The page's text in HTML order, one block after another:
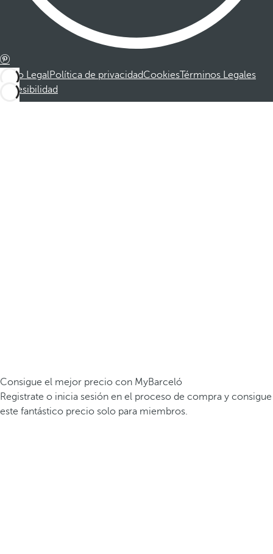
Aviso LegalPolítica de privacidadCookiesTérminos Legales
Accesibilidad
Consigue el mejor precio con MyBarceló
Registrate o inicia sesión en el proceso de compra y consigue
este fantástico precio solo para miembros.